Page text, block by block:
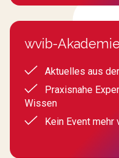
wvib-
Aktuelles aus
Praxisnahe
Wissen
Kein Event mehr